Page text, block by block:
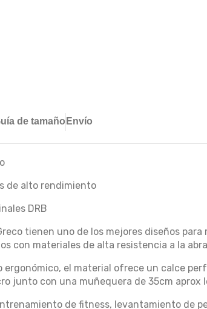
de tamaño Envío
de alto rendimiento
DRB
tienen uno de los mejores diseños
con materiales de alta resistencia a la
ergonómico, el material ofrece un calce
junto con una muñequera de 35cm aprox
de fitness, levantamiento de